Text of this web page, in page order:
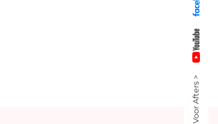
Voor Afters >